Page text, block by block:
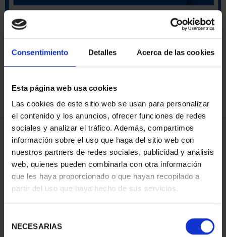
Consentimiento Detalles Acerca de las cookies
Esta página web usa cookies
Las cookies de este sitio web se usan para personalizar
el contenido y los anuncios, ofrecer funciones de redes
sociales y analizar el tráfico. Además, compartimos
información sobre el uso que haga del sitio web con
nuestros partners de redes sociales, publicidad y análisis
web, quienes pueden combinarla con otra información
que les haya proporcionado o que hayan recopilado a
partir del uso que haya hecho de sus servicios.
NECESARIAS
REFINAR
4 Productos encontrados